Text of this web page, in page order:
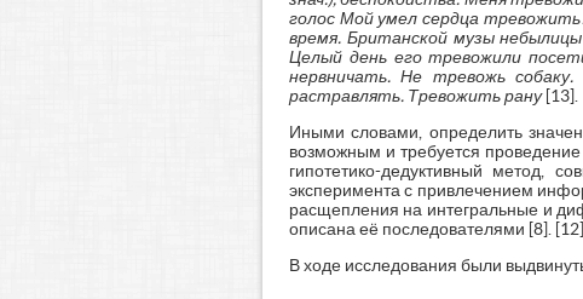
голос Мой умел сердца
время. Британской музы
Целый день его тревожили
нервничать. Не тревожь
растравлять. Тревожить рану [13].
Иными словами, определить
возможным и требуется
гипотетико-дедуктивный метод,
эксперимента с привлечением
расщепления на интегральные и
описана её последователями [8]. [12].
В ходе исследования были